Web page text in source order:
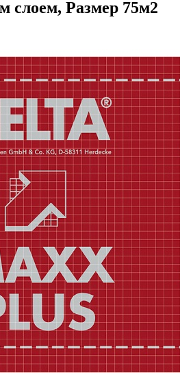
слоем, Размер 75м2